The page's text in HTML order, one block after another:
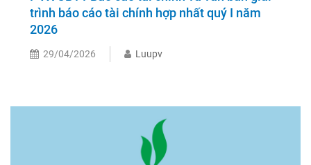
trình báo cáo tài chính hợp nhất quý I năm
2026
29/04/2026 Luupv